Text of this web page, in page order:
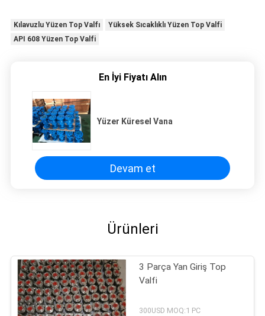
Kılavuzlu Yüzen Top Valfı
Yüksek Sıcaklıklı Yüzen Top Valfi
API 608 Yüzen Top Valfi
En İyi Fiyatı Alın
Yüzer Küresel Vana
Devam et
Ürünleri
3 Parça Yan Giriş Top
Valfi
300USD MOQ:1 PC